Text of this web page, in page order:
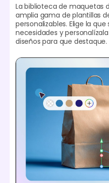
La biblioteca de maquetas
amplia gama de plantillas
personalizables. Elige la
necesidades y
diseños para que destaque.